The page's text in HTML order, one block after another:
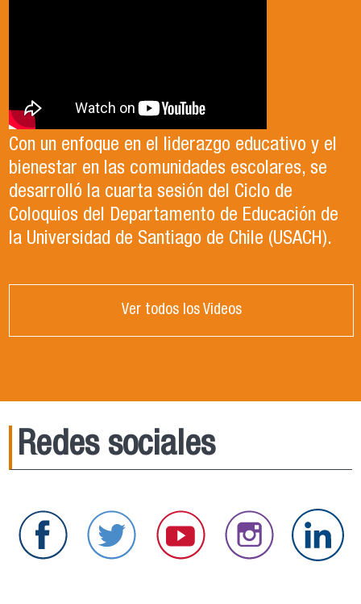
Con un enfoque en el liderazgo educativo y el
bienestar en las comunidades escolares, se
desarrolló la cuarta sesión del Ciclo de
Coloquios del Departamento de Educación de
la Universidad de Santiago de Chile (USACH).
Ver todos los Videos
Redes sociales